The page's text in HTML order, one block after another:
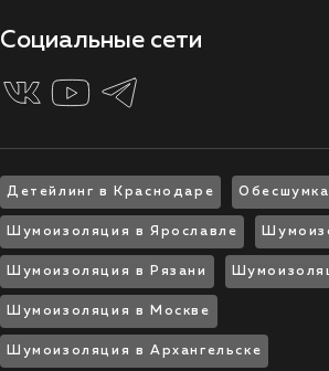
Социальные сети
Детейлинг в Краснодаре
Шумоизоляция в Ярославле
Шумоизоляция в Рязани
Шумоизоляция в Москве
Шумоизоляция в Архангельске